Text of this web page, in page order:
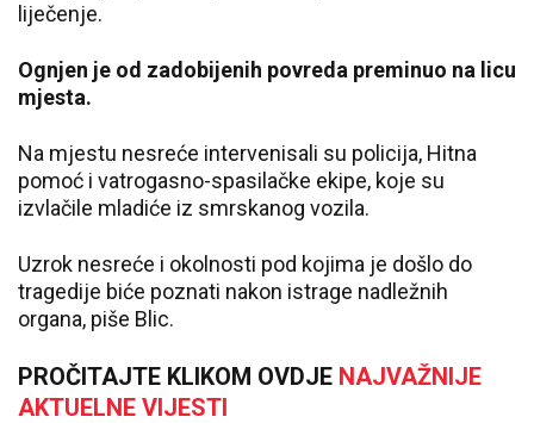
liječenje.
Ognjen je od zadobijenih povreda preminuo na licu
mjesta.
Na mjestu nesreće intervenisali su policija, Hitna
pomoć i vatrogasno-spasilačke ekipe, koje su
izvlačile mladiće iz smrskanog vozila.
Uzrok nesreće i okolnosti pod kojima je došlo do
tragedije biće poznati nakon istrage nadležnih
organa, piše Blic.
PROČITAJTE KLIKOM OVDJE NAJVAŽNIJE
AKTUELNE VIJESTI